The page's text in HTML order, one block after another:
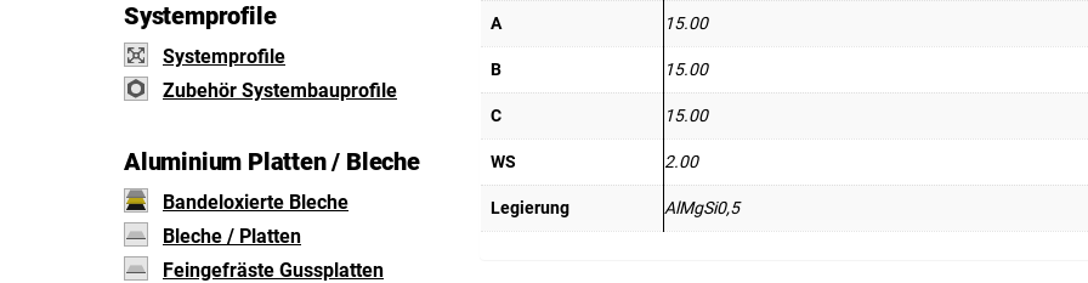
A 15.00
B 15.00
C 15.00
WS 2.00
Legierung AlMgSi0,5
Systemprofile
Systemprofile
Zubehör Systembauprofile
Aluminium Platten / Bleche
Bandeloxierte Bleche
Bleche / Platten
Feingefräste Gussplatten